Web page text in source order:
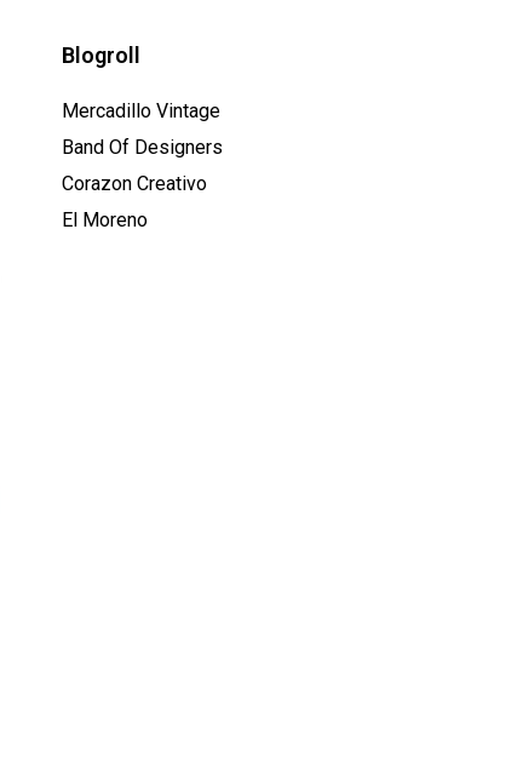
Blogroll
Mercadillo Vintage
Band Of Designers
Corazon Creativo
El Moreno